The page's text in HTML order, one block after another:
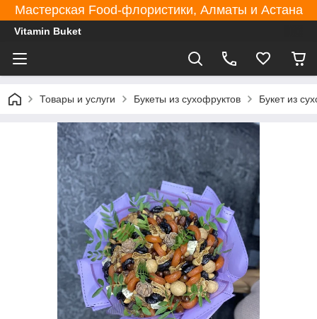
Мастерская Food-флористики, Алматы и Астана
Vitamin Buket
Товары и услуги Букеты из сухофруктов Букет из